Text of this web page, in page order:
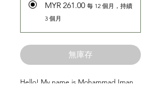
MYR 261.00 每 12 個月，持續
3 個月
無庫存
Hello! My name is Mohammad Iman